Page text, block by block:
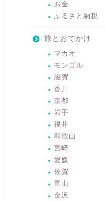
お金
ふるさと納税
旅とおでかけ
マカオ
モンゴル
滋賀
香川
京都
岩手
福井
和歌山
宮崎
愛媛
佐賀
富山
金沢